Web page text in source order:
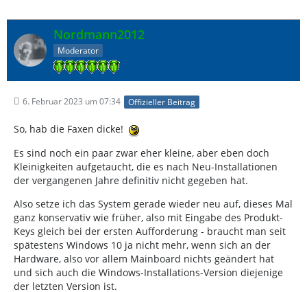
Nordmann2012
Moderator
6. Februar 2023 um 07:34 Offizieller Beitrag
So, hab die Faxen dicke!
Es sind noch ein paar zwar eher kleine, aber eben doch
Kleinigkeiten aufgetaucht, die es nach Neu-Installationen
der vergangenen Jahre definitiv nicht gegeben hat.
Also setze ich das System gerade wieder neu auf, dieses Mal
ganz konservativ wie früher, also mit Eingabe des Produkt-
Keys gleich bei der ersten Aufforderung - braucht man seit
spätestens Windows 10 ja nicht mehr, wenn sich an der
Hardware, also vor allem Mainboard nichts geändert hat
und sich auch die Windows-Installations-Version diejenige
der letzten Version ist.